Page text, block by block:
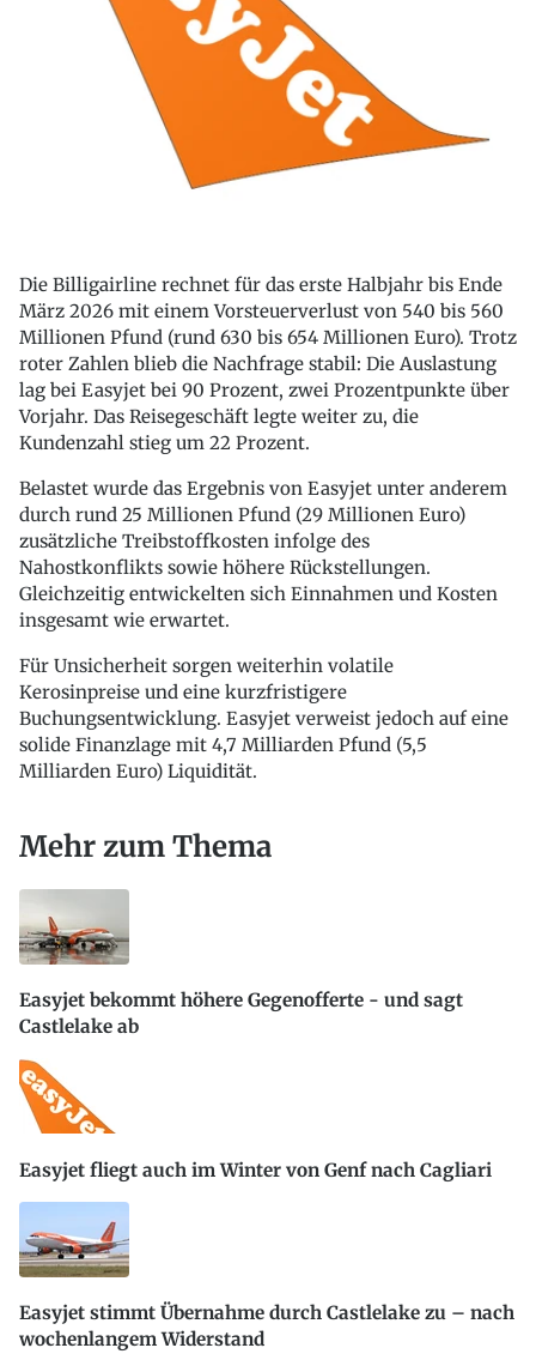
Die Billigairline rechnet für das erste Halbjahr bis Ende
März 2026 mit einem Vorsteuerverlust von 540 bis 560
Millionen Pfund (rund 630 bis 654 Millionen Euro). Trotz
roter Zahlen blieb die Nachfrage stabil: Die Auslastung
lag bei Easyjet bei 90 Prozent, zwei Prozentpunkte über
Vorjahr. Das Reisegeschäft legte weiter zu, die
Kundenzahl stieg um 22 Prozent.
Belastet wurde das Ergebnis von Easyjet unter anderem
durch rund 25 Millionen Pfund (29 Millionen Euro)
zusätzliche Treibstoffkosten infolge des
Nahostkonflikts sowie höhere Rückstellungen.
Gleichzeitig entwickelten sich Einnahmen und Kosten
insgesamt wie erwartet.
Für Unsicherheit sorgen weiterhin volatile
Kerosinpreise und eine kurzfristigere
Buchungsentwicklung. Easyjet verweist jedoch auf eine
solide Finanzlage mit 4,7 Milliarden Pfund (5,5
Milliarden Euro) Liquidität.
Mehr zum Thema
Easyjet bekommt höhere Gegenofferte - und sagt
Castlelake ab
Easyjet fliegt auch im Winter von Genf nach Cagliari
Easyjet stimmt Übernahme durch Castlelake zu – nach
wochenlangem Widerstand